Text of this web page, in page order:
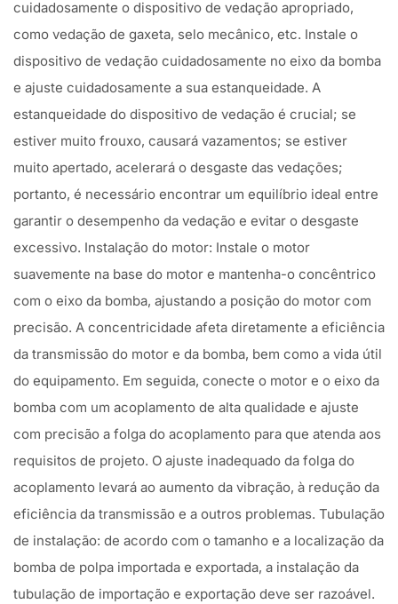
cuidadosamente o dispositivo de vedação apropriado,
como vedação de gaxeta, selo mecânico, etc. Instale o
dispositivo de vedação cuidadosamente no eixo da bomba
e ajuste cuidadosamente a sua estanqueidade. A
estanqueidade do dispositivo de vedação é crucial; se
estiver muito frouxo, causará vazamentos; se estiver
muito apertado, acelerará o desgaste das vedações;
portanto, é necessário encontrar um equilíbrio ideal entre
garantir o desempenho da vedação e evitar o desgaste
excessivo. Instalação do motor: Instale o motor
suavemente na base do motor e mantenha-o concêntrico
com o eixo da bomba, ajustando a posição do motor com
precisão. A concentricidade afeta diretamente a eficiência
da transmissão do motor e da bomba, bem como a vida útil
do equipamento. Em seguida, conecte o motor e o eixo da
bomba com um acoplamento de alta qualidade e ajuste
com precisão a folga do acoplamento para que atenda aos
requisitos de projeto. O ajuste inadequado da folga do
acoplamento levará ao aumento da vibração, à redução da
eficiência da transmissão e a outros problemas. Tubulação
de instalação: de acordo com o tamanho e a localização da
bomba de polpa importada e exportada, a instalação da
tubulação de importação e exportação deve ser razoável.